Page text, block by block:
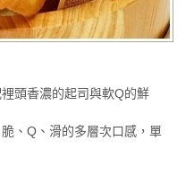
頭香濃的起司與軟Q的鮮
、Q、滑的多層次口感，單